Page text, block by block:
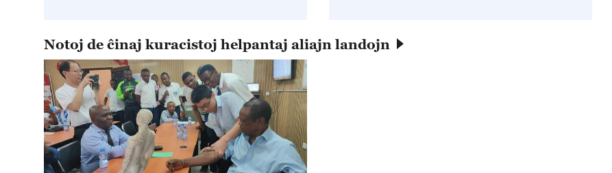
Notoj de ĉinaj kuracistoj helpantaj aliajn landojn